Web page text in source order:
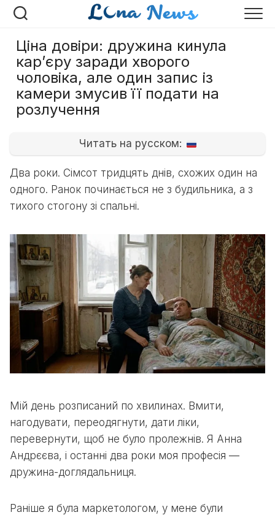
Перейти
Ціна довіри: дружина кинула
кар’єру заради хворого
чоловіка, але один запис із
камери змусив її подати на
розлучення
Читать на русском:
Два роки. Сімсот тридцять днів, схожих один на
одного. Ранок починається не з будильника, а з
тихого стогону зі спальні.
Мій день розписаний по хвилинах. Вмити,
нагодувати, переодягнути, дати ліки,
перевернути, щоб не було пролежнів. Я Анна
Андрєєва, і останні два роки моя професія —
дружина-доглядальниця.
Раніше я була маркетологом, у мене були